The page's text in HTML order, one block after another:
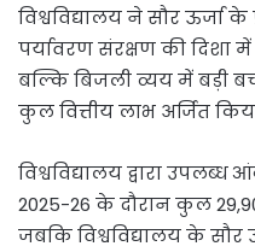
विश्वविद्यालय ने सौर ऊर्जा
पर्यावरण संरक्षण की दिशा
बल्कि बिजली व्यय में बड़ी
कुल वित्तीय लाभ अर्जित
विश्वविद्यालय द्वारा
2025-26 के दौरान कुल
जबकि विश्वविद्यालय के सौर